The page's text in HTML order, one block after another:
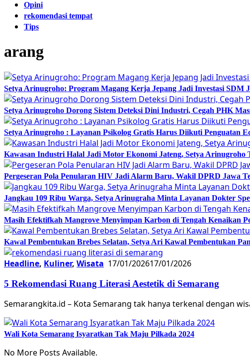
Opini
rekomendasi tempat
Tips
arang
Setya Arinugroho: Program Magang Kerja Jepang Jadi Investasi SDM
Setya Arinugroho Dorong Sistem Deteksi Dini Industri, Cegah PHK
Setya Arinugroho : Layanan Psikolog Gratis Harus Diikuti Penguatan
Kawasan Industri Halal Jadi Motor Ekonomi Jateng, Setya Arinugroho
Pergeseran Pola Penularan HIV Jadi Alarm Baru, Wakil DPRD Jawa
Jangkau 109 Ribu Warga, Setya Arinugraha Minta Layanan Dokter
Masih Efektifkah Mangrove Menyimpan Karbon di Tengah Kenaikan
Kawal Pembentukan Brebes Selatan, Setya Ari Kawal Pembentukan
Headline, Kuliner, Wisata 17/01/202617/01/2026
5 Rekomendasi Ruang Literasi Aestetik di Semarang
Semarangkita.id – Kota Semarang tak hanya terkenal dengan
Wali Kota Semarang Isyaratkan Tak Maju Pilkada 2024
No More Posts Available.